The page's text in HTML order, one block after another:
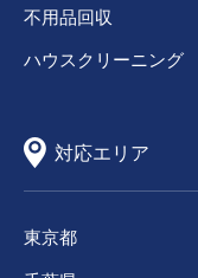
不用品回収
ハウスクリーニング
対応エリア
東京都